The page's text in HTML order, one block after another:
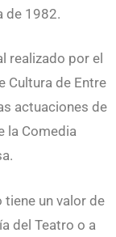
de 1982.
realizado por el
Cultura de Entre
actuaciones de
la Comedia
tiene un valor de
del Teatro o a